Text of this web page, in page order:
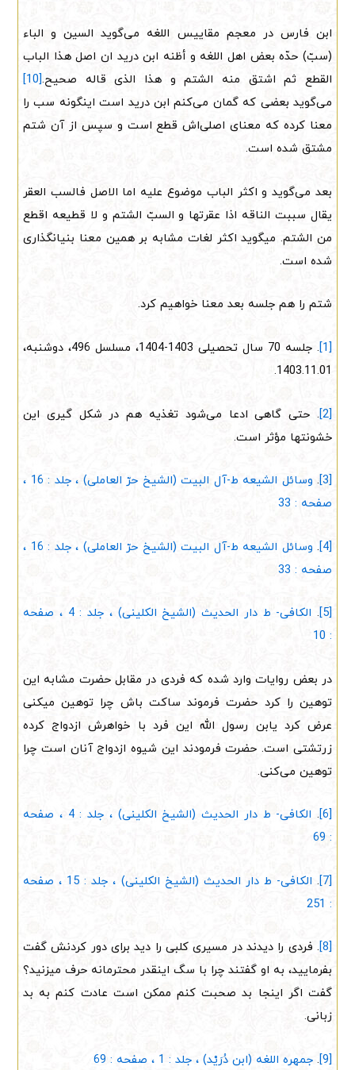
ابن فارس در معجم مقاییس اللغه می‌گوید السین و الباء
(سبّ) حدّه بعض اهل اللغه و أظنه ابن درید ان اصل هذا الباب
القطع ثم اشتق منه الشتم و هذا الذی قاله صحیح.[10]
می‌گوید بعضی که گمان می‌کنم ابن درید است اینگونه سب را
معنا کرده که معنای اصلی‌اش قطع است و سپس از آن شتم
مشتق شده است.
بعد می‌گوید و اکثر الباب موضوع علیه اما الاصل فالسب العقر
یقال سببت الناقه اذا عقرتها و السبّ الشتم و لا قطیعه اقطع
من الشتم. میگوید اکثر لغات مشابه بر همین معنا بنیانگذاری
شده است.
شتم را هم جلسه بعد معنا خواهیم کرد.
[1]
. جلسه 70 سال تحصیلی 1403-1404، مسلسل 496، دوشنبه،
1403.11.01.
[2]
. حتی گاهی ادعا می‌شود تغذیه هم در شکل گیری این
خشونتها مؤثر است.
[3]
.
وسائل الشیعه ط-آل البیت (الشیخ حرّ العاملی) ، جلد : 16 ،
صفحه : 33
[4]
.
وسائل الشیعه ط-آل البیت (الشیخ حرّ العاملی) ، جلد : 16 ،
صفحه : 33
[5]
.
الکافی- ط دار الحدیث (الشیخ الکلینی) ، جلد : 4 ، صفحه
: 10
در بعض روایات وارد شده که فردی در مقابل حضرت مشابه این
توهین را کرد حضرت فرموند ساکت باش چرا توهین میکنی
عرض کرد یابن رسول الله این فرد با خواهرش ازدواج کرده
زرتشتی است. حضرت فرمودند این شیوه ازدواج آنان است چرا
توهین می‌کنی.
[6]
.
الکافی- ط دار الحدیث (الشیخ الکلینی) ، جلد : 4 ، صفحه
: 69
[7]
.
الکافی- ط دار الحدیث (الشیخ الکلینی) ، جلد : 15 ، صفحه
: 251
[8]
. فردی را دیدند در مسیری کلبی را دید برای دور کردنش گفت
بفرمایید، به او گفتند چرا با سگ اینقدر محترمانه حرف میزنید؟
گفت اگر اینجا بد صحبت کنم ممکن است عادت کنم به بد
زبانی.
[9]
. جمهره اللغه (ابن دُرَیْد) ، جلد : 1 ، صفحه : 69